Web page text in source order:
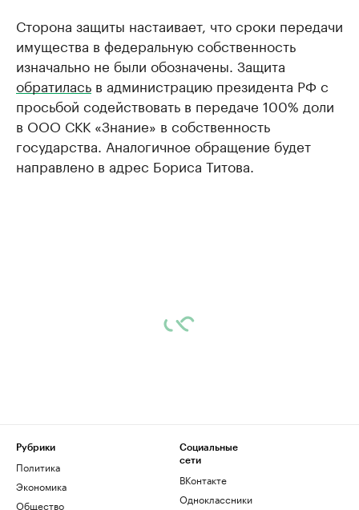
Сторона защиты настаивает, что сроки передачи
имущества в федеральную собственность
изначально не были обозначены. Защита
обратилась в администрацию президента РФ с
просьбой содействовать в передаче 100% доли
в ООО СКК «Знание» в собственность
государства. Аналогичное обращение будет
направлено в адрес Бориса Титова.
Рубрики
Политика
Экономика
Общество
Социальные
сети
ВКонтакте
Одноклассники